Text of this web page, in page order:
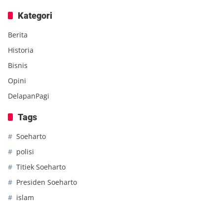
Kategori
Berita
Historia
Bisnis
Opini
DelapanPagi
Tags
Soeharto
polisi
Titiek Soeharto
Presiden Soeharto
islam